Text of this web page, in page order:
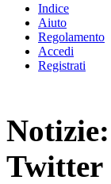
Indice
Aiuto
Regolamento
Accedi
Registrati
Notizie:
Twitter